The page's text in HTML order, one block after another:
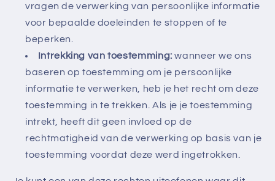
vragen de verwerking van persoonlijke informatie
voor bepaalde doeleinden te stoppen of te
beperken.
Intrekking van toestemming: wanneer we ons
baseren op toestemming om je persoonlijke
informatie te verwerken, heb je het recht om deze
toestemming in te trekken. Als je je toestemming
intrekt, heeft dit geen invloed op de
rechtmatigheid van de verwerking op basis van je
toestemming voordat deze werd ingetrokken.